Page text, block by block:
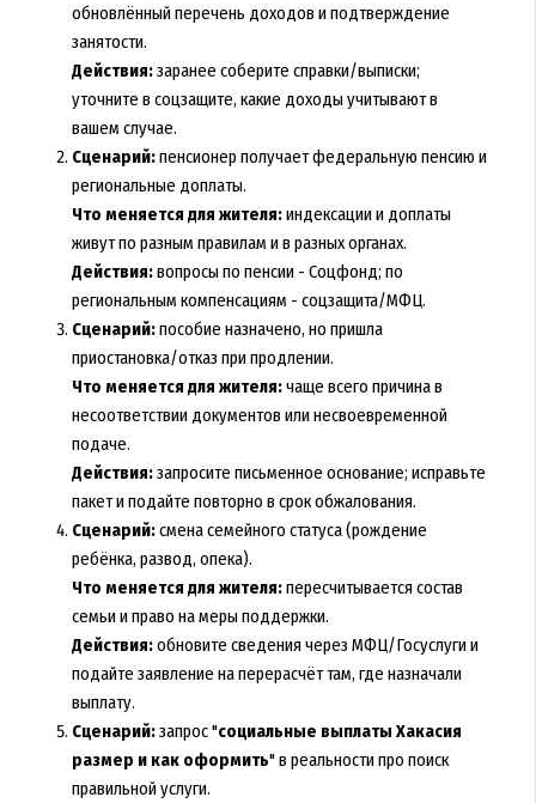
обновлённый перечень доходов и подтверждение
занятости.
Действия:заранее соберите справки/выписки;
уточните в соцзащите, какие доходы учитывают в
вашем случае.
Сценарий:пенсионер получает федеральную пенсию и
региональные доплаты.
Что меняется для жителя:индексации и доплаты
живут по разным правилам и в разных органах.
Действия:вопросы по пенсии - Соцфонд; по
региональным компенсациям - соцзащита/МФЦ.
Сценарий:пособие назначено, но пришла
приостановка/отказ при продлении.
Что меняется для жителя:чаще всего причина в
несоответствии документов или несвоевременной
подаче.
Действия:запросите письменное основание; исправьте
пакет и подайте повторно в срок обжалования.
Сценарий:смена семейного статуса (рождение
ребёнка, развод, опека).
Что меняется для жителя:пересчитывается состав
семьи и право на меры поддержки.
Действия:обновите сведения через МФЦ/Госуслуги и
подайте заявление на перерасчёт там, где назначали
выплату.
Сценарий:запрос "социальные выплаты Хакасия
размер и как оформить" в реальности про поиск
правильной услуги.